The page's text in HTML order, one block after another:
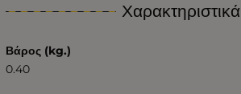
Χαρακτηριστικά
Βάρος (kg.)
0.40